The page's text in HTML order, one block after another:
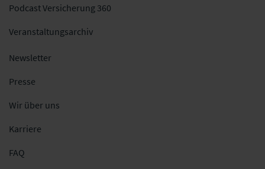
Podcast Versicherung 360
Veranstaltungsarchiv
Newsletter
Presse
Wir über uns
Karriere
FAQ